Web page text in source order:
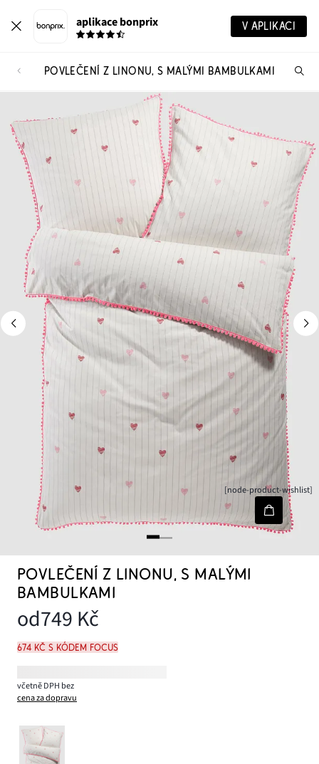
aplikace bonprix V APLIKACI
POVLEČENÍ Z LINONU, S MALÝMI BAMBULKAMI
[node-product-wishlist]
POVLEČENÍ Z LINONU, S MALÝMI
BAMBULKAMI
od749 Kč
674 Kč s kódem FOCUS
včetně DPH bez
cena za dopravu